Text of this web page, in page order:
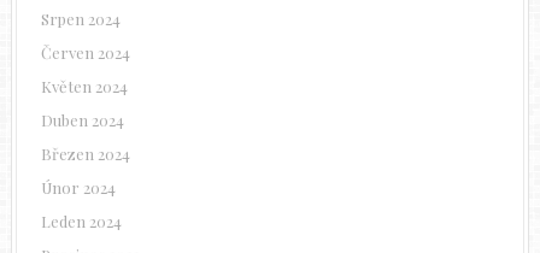
Srpen 2024
Červen 2024
Květen 2024
Duben 2024
Březen 2024
Únor 2024
Leden 2024